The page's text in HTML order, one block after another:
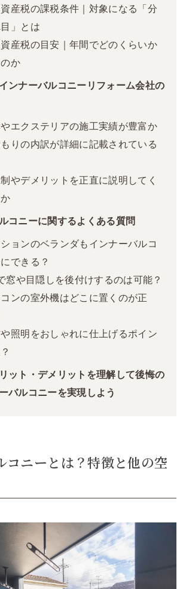
産税の課税条件｜対象になる「分
」とは
産税の目安｜年間でどのくらいか
か
ンナーバルコニーリフォーム会社の
エクステリアの施工実績が豊富か
もりの内訳が詳細に記載されている
やデメリットを正直に説明してく
コニーに関するよくある質問
ョンのベランダもインナーバルコ
できる？
窓や目隠しを後付けするのは可能？
ンの室外機はどこに置くのが正
照明をおしゃれに仕上げるポイン
ット・デメリットを理解して後悔の
バルコニーを実現しよう
コニーとは？特徴と他の空